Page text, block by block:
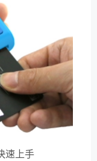
速上手